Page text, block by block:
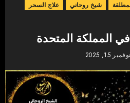
شيخ روحاني
علاج السحر
المملكة المتحدة
نوفمبر 15, 2025